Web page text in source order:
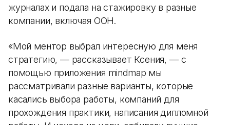
журналах и подала на стажировку в разные
компании, включая ООН.
«Мой ментор выбрал интересную для меня
стратегию, — рассказывает Ксения, — с
помощью приложения mindmap мы
рассматривали разные варианты, которые
касались выбора работы, компаний для
прохождения практики, написания дипломной